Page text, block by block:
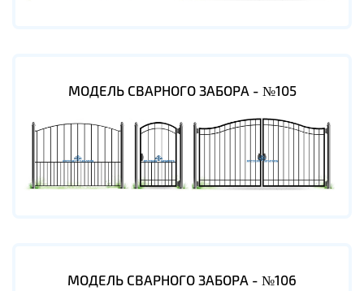
МОДЕЛЬ СВАРНОГО ЗАБОРА - №105
МОДЕЛЬ СВАРНОГО ЗАБОРА - №106